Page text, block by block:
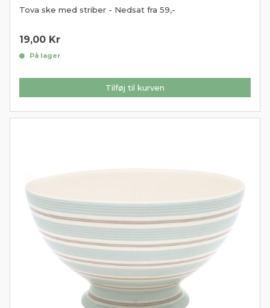
Tova ske med striber - Nedsat fra 59,-
19,00 Kr
På lager
Tilføj til kurven